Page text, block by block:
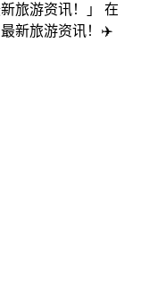
旅游资讯！」 在
新旅游资讯！✈️